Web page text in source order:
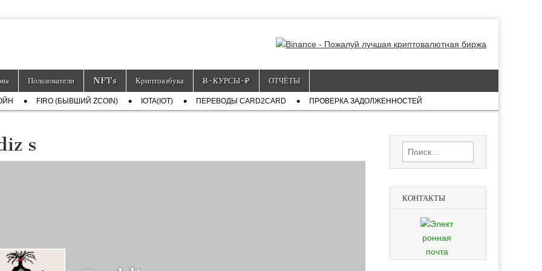
Пользователи NFTs Криптоазбука Ƀ-КУРСЫ-₽ ОТЧЁТЫ
FIRO (БЫВШИЙ ZCOIN) IOTA(IOT) ПЕРЕВОДЫ CARD2CARD ПРОВЕРКА ЗАДОЛЖЕННОСТЕЙ
s Найти:
КОНТАКТЫ